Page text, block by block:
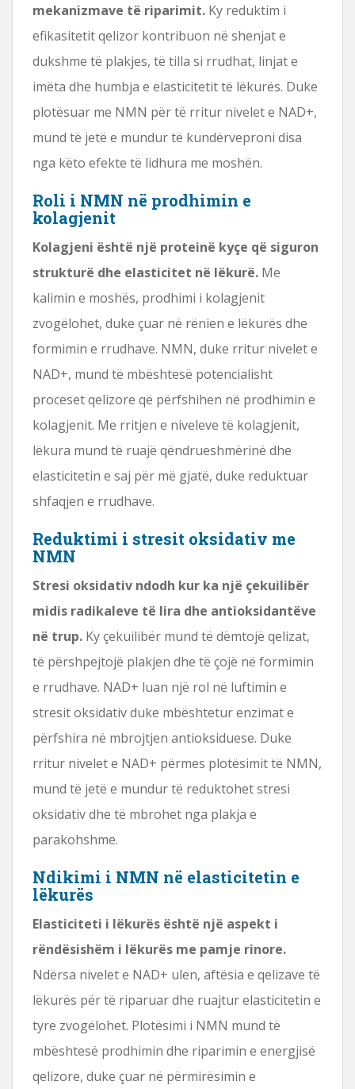
mekanizmave të riparimit. Ky reduktim i
efikasitetit qelizor kontribuon në shenjat e
dukshme të plakjes, të tilla si rrudhat, linjat e
imëta dhe humbja e elasticitetit të lëkurës. Duke
plotësuar me NMN për të rritur nivelet e NAD+,
mund të jetë e mundur të kundërveproni disa
nga këto efekte të lidhura me moshën.
Roli i NMN në prodhimin e
kolagjenit
Kolagjeni është një proteinë kyçe që siguron
strukturë dhe elasticitet në lëkurë. Me
kalimin e moshës, prodhimi i kolagjenit
zvogëlohet, duke çuar në rënien e lëkurës dhe
formimin e rrudhave. NMN, duke rritur nivelet e
NAD+, mund të mbështesë potencialisht
proceset qelizore që përfshihen në prodhimin e
kolagjenit. Me rritjen e niveleve të kolagjenit,
lëkura mund të ruajë qëndrueshmërinë dhe
elasticitetin e saj për më gjatë, duke reduktuar
shfaqjen e rrudhave.
Reduktimi i stresit oksidativ me
NMN
Stresi oksidativ ndodh kur ka një çekuilibër
midis radikaleve të lira dhe antioksidantëve
në trup. Ky çekuilibër mund të dëmtojë qelizat,
të përshpejtojë plakjen dhe të çojë në formimin
e rrudhave. NAD+ luan një rol në luftimin e
stresit oksidativ duke mbështetur enzimat e
përfshira në mbrojtjen antioksiduese. Duke
rritur nivelet e NAD+ përmes plotësimit të NMN,
mund të jetë e mundur të reduktohet stresi
oksidativ dhe të mbrohet nga plakja e
parakohshme.
Ndikimi i NMN në elasticitetin e
lëkurës
Elasticiteti i lëkurës është një aspekt i
rëndësishëm i lëkurës me pamje rinore.
Ndërsa nivelet e NAD+ ulen, aftësia e qelizave të
lëkurës për të riparuar dhe ruajtur elasticitetin e
tyre zvogëlohet. Plotësimi i NMN mund të
mbështesë prodhimin dhe riparimin e energjisë
qelizore, duke çuar në përmirësimin e